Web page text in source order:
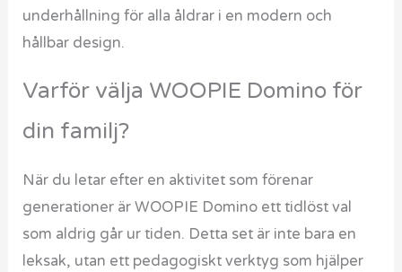
underhållning för alla åldrar i en modern och
hållbar design.
Varför välja WOOPIE Domino för
din familj?
När du letar efter en aktivitet som förenar
generationer är WOOPIE Domino ett tidlöst val
som aldrig går ur tiden. Detta set är inte bara en
leksak, utan ett pedagogiskt verktyg som hjälper